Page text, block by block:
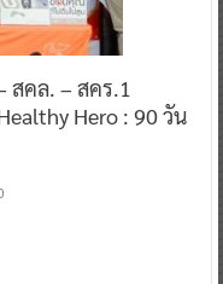
สคล. – สคร.1
Hero : 90 วัน